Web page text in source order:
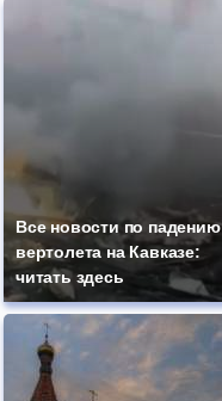
Все новости по падению
вертолета на Кавказе:
читать здесь